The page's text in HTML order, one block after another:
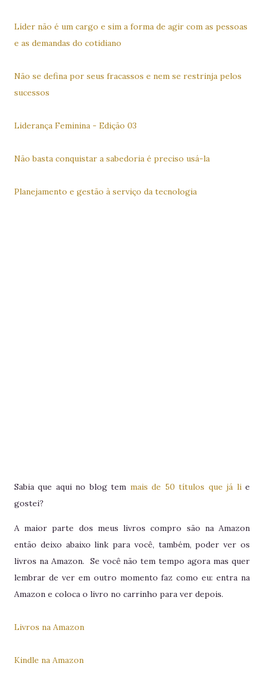
Líder não é um cargo e sim a forma de agir com as pessoas
e as demandas do cotidiano
Não se defina por seus fracassos e nem se restrinja pelos
sucessos
Liderança Feminina - Edição 03
Não basta conquistar a sabedoria é preciso usá-la
Planejamento e gestão à serviço da tecnologia
Sabia que aqui no blog tem mais de 50 títulos que já lie
gostei?
A maior parte dos meus livros compro são na Amazon
então deixo abaixo link para você, também, poder ver os
livros na Amazon. Se você não tem tempo agora mas quer
lembrar de ver em outro momento faz como eu: entra na
Amazon e coloca o livro no carrinho para ver depois.
Livros na Amazon
Kindle na Amazon